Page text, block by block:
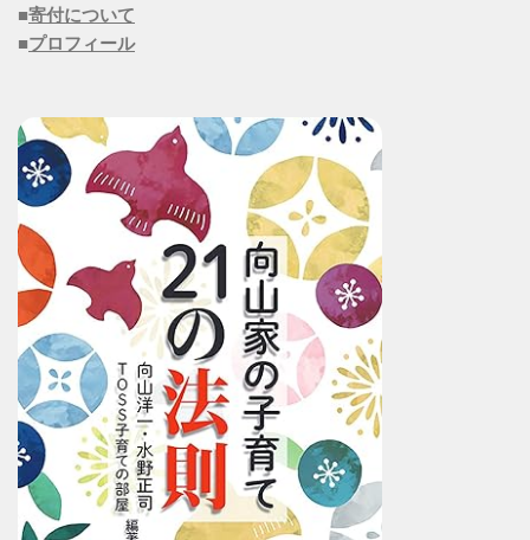
■寄付について
■プロフィール